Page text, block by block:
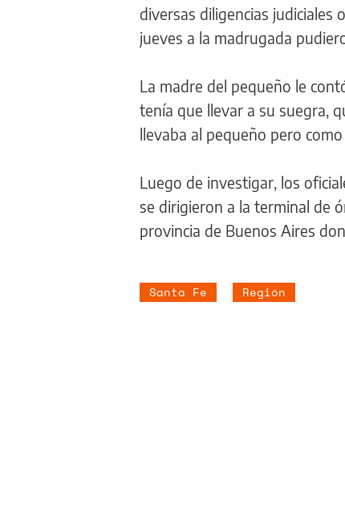
diversas diligencias judiciales
jueves a la madrugada
La madre del pequeño le
tenía que llevar a su suegra,
llevaba al pequeño pero
Luego de investigar, los
se dirigieron a la terminal de
provincia de Buenos Aires
Santa Fe Región